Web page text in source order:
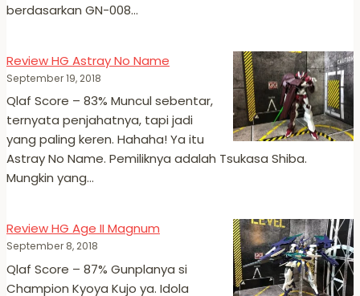
berdasarkan GN-008…
Review HG Astray No Name
September 19, 2018
Qlaf Score – 83% Muncul sebentar,
ternyata penjahatnya, tapi jadi
yang paling keren. Hahaha! Ya itu
Astray No Name. Pemiliknya adalah Tsukasa Shiba.
Mungkin yang…
Review HG Age II Magnum
September 8, 2018
Qlaf Score – 87% Gunplanya si
Champion Kyoya Kujo ya. Idola